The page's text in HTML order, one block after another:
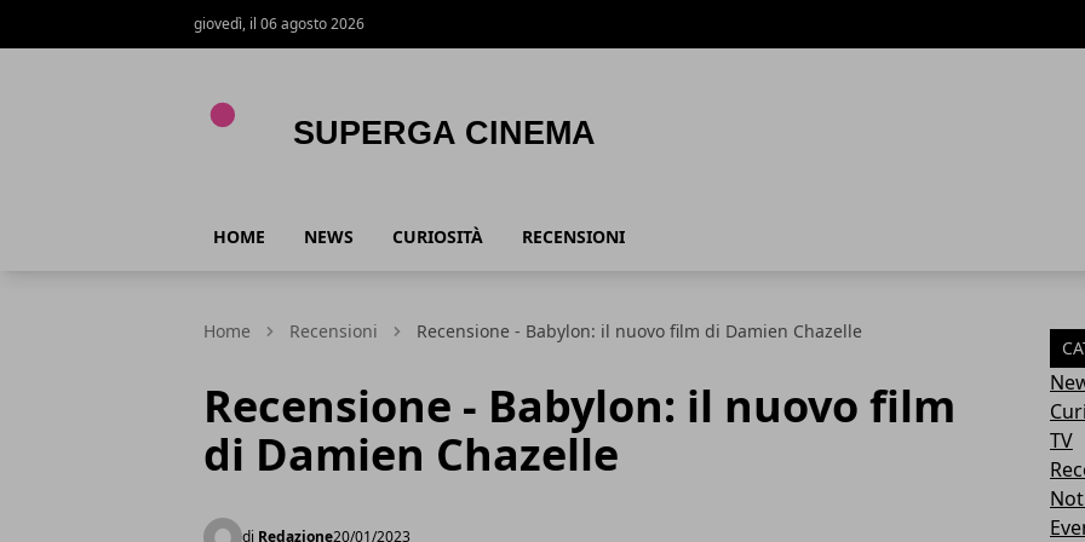
giovedì, il 06 agosto 2026
HOME NEWS CURIOSITÀ RECENSIONI
Home Recensioni Recensione - Babylon: il nuovo film di Damien Chazelle
Recensione - Babylon: il nuovo film
di Damien Chazelle
di Redazione20/01/2023
TV